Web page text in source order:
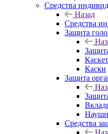
Средства
Назад
Средства
Защита
Каски
Защита
Средства